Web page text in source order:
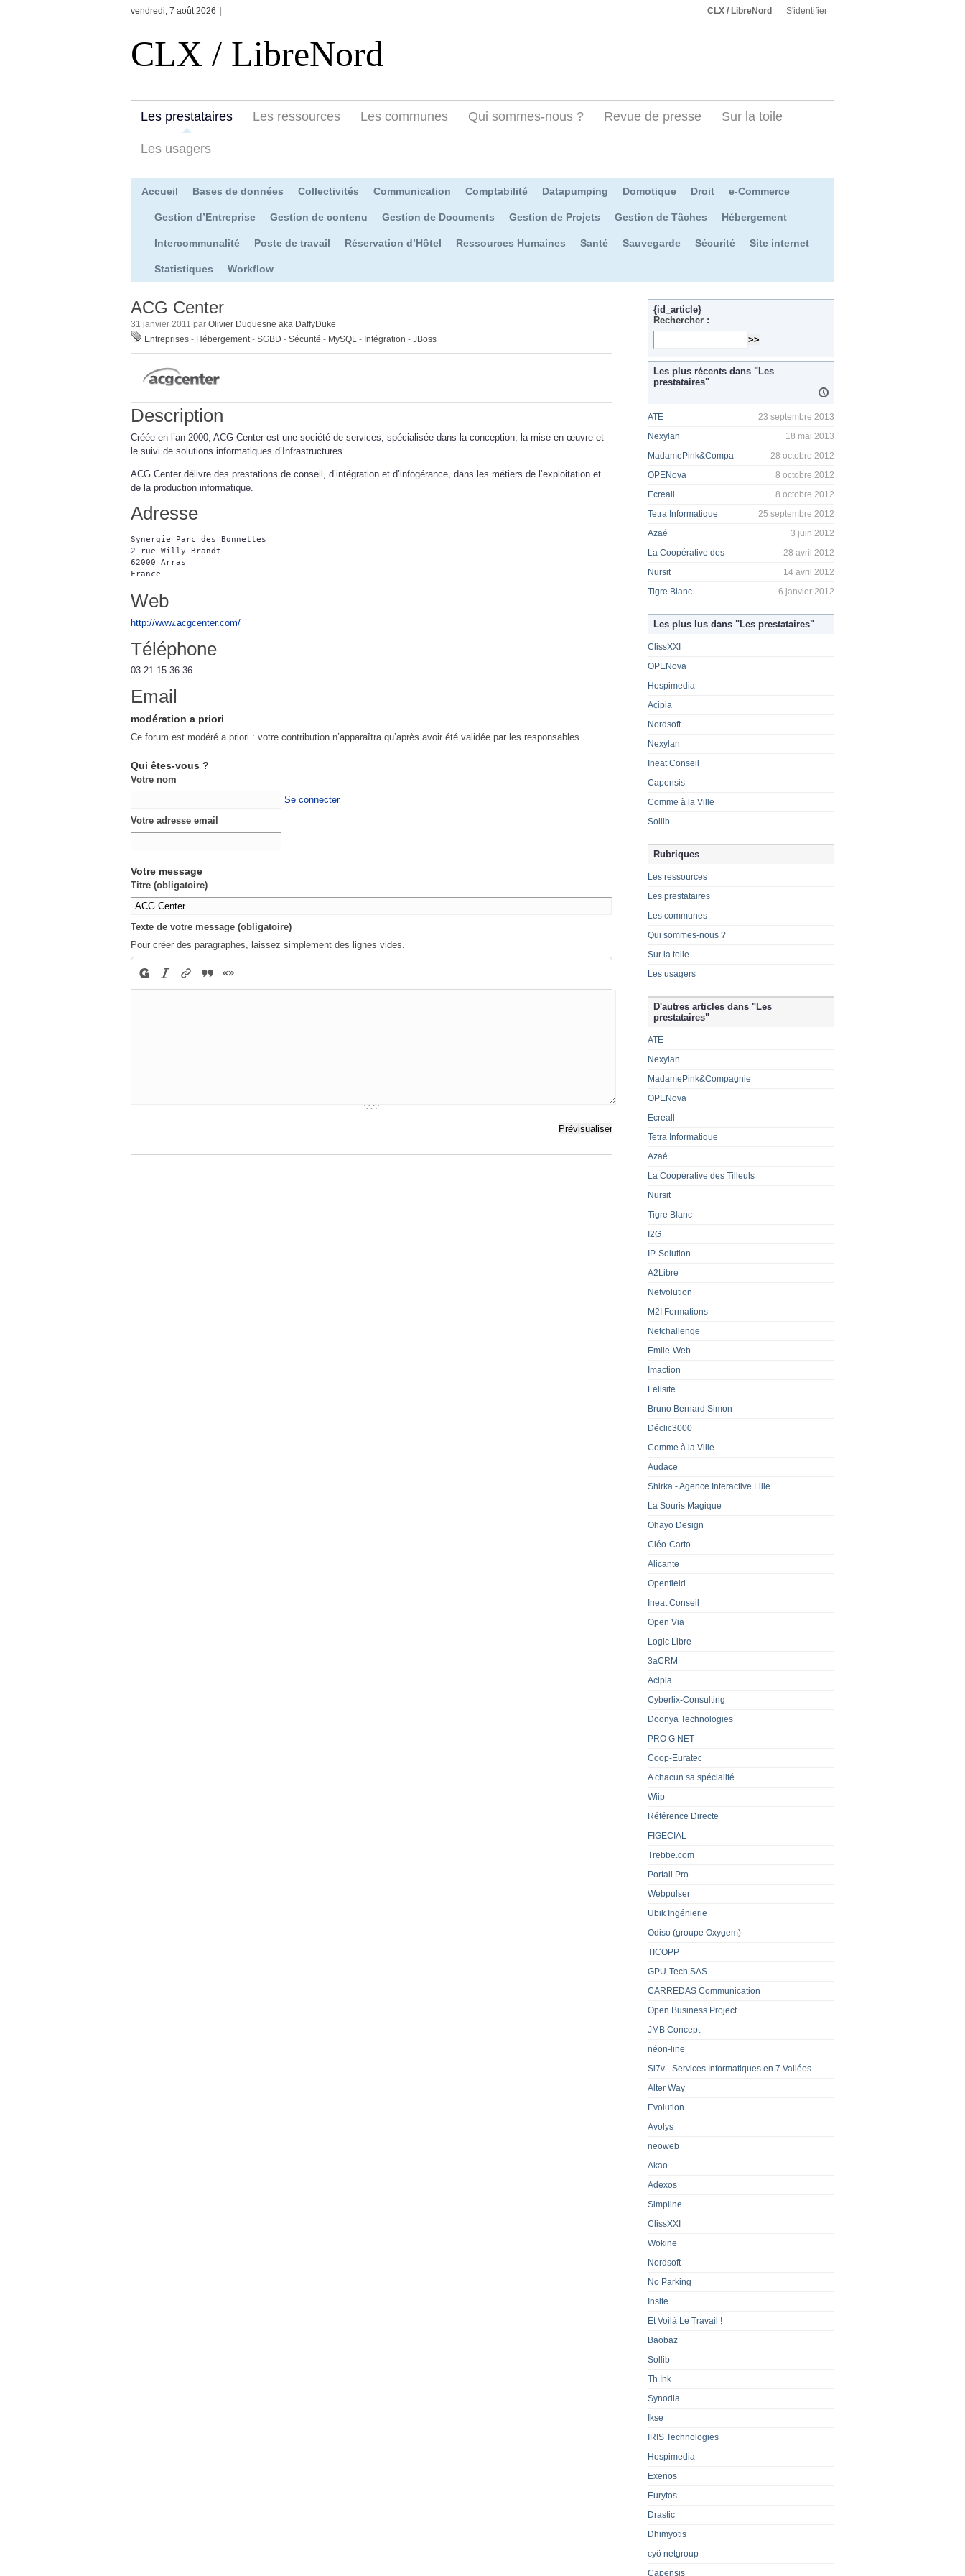
vendredi, 7 août 2026 CLX / LibreNord S'identifier
CLX / LibreNord
Les prestataires Les ressources Les communes Qui sommes-nous ? Revue de presse Sur la toile
Les usagers
Accueil Bases de données Collectivités Communication Comptabilité Datapumping Domotique Droit e-Commerce
Gestion d’Entreprise Gestion de contenu Gestion de Documents Gestion de Projets Gestion de Tâches Hébergement
Intercommunalité Poste de travail Réservation d’Hôtel Ressources Humaines Santé Sauvegarde Sécurité Site internet
Statistiques Workflow
ACG Center
31 janvier 2011 par Olivier Duquesne aka DaffyDuke
Entreprises - Hébergement- SGBD - Sécurité - MySQL - Intégration - JBoss
Description
Créée en l’an 2000, ACG Center est une société de services, spécialisée dans la conception, la mise en œuvre et
le suivi de solutions informatiques d’Infrastructures.
ACG Center délivre des prestations de conseil, d’intégration et d’infogérance, dans les métiers de l’exploitation et
de la production informatique.
Adresse
Synergie Parc des Bonnettes
2 rue Willy Brandt
62000 Arras
Web
http://www.acgcenter.com/
Téléphone
03 21 15 36 36
Email
modération a priori
Ce forum est modéré a priori : votre contribution n’apparaîtra qu’après avoir été validée par les responsables.
Qui êtes-vous ?
Votre nom
Se connecter
Votre adresse email
Votre message
Titre (obligatoire)
Texte de votre message (obligatoire)
Pour créer des paragraphes, laissez simplement des lignes vides.
{id_article}
Rechercher :
Les plus récents dans "Les
prestataires"
ATE
23 septembre 2013
Nexylan
18 mai 2013
MadamePink&Compa
28 octobre 2012
OPENova
8 octobre 2012
Ecreall
8 octobre 2012
Tetra Informatique
25 septembre 2012
Azaé
3 juin 2012
La Coopérative des
28 avril 2012
Nursit
14 avril 2012
Tigre Blanc
6 janvier 2012
Les plus lus dans "Les prestataires"
ClissXXI
OPENova
Hospimedia
Acipia
Nordsoft
Nexylan
Ineat Conseil
Capensis
Comme à la Ville
Sollib
Rubriques
Les ressources
Les prestataires
Les communes
Qui sommes-nous ?
Sur la toile
Les usagers
D'autres articles dans "Les
prestataires"
ATE
Nexylan
MadamePink&Compagnie
OPENova
Ecreall
Tetra Informatique
Azaé
La Coopérative des Tilleuls
Nursit
Tigre Blanc
I2G
IP-Solution
A2Libre
Netvolution
M2I Formations
Netchallenge
Emile-Web
Imaction
Felisite
Bruno Bernard Simon
Déclic3000
Comme à la Ville
Audace
Shirka - Agence Interactive Lille‎
La Souris Magique
Ohayo Design
Cléo-Carto
Alicante
Openfield
Ineat Conseil
Open Via
Logic Libre
3aCRM
Acipia
Cyberlix-Consulting
Doonya Technologies
PRO G NET
Coop-Euratec
A chacun sa spécialité
Wiip
Référence Directe
FIGECIAL
Trebbe.com
Portail Pro
Webpulser
Ubik Ingénierie
Odiso (groupe Oxygem)
TICOPP
GPU-Tech SAS
CARREDAS Communication
Open Business Project
JMB Concept
néon-line
Si7v - Services Informatiques en 7 Vallées
Alter Way
Evolution
Avolys
neoweb
Akao
Adexos
Simpline
ClissXXI
Wokine
Nordsoft
No Parking
Insite
Et Voilà Le Travail !
Baobaz
Sollib
Th !nk
Synodia
Ikse
IRIS Technologies
Hospimedia
Exenos
Eurytos
Drastic
Dhimyotis
cyö netgroup
Capensis